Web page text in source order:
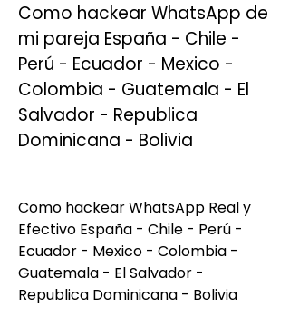
Como hackear WhatsApp de
mi pareja España - Chile -
Perú - Ecuador - Mexico -
Colombia - Guatemala - El
Salvador - Republica
Dominicana - Bolivia
Como hackear WhatsApp Real y
Efectivo España - Chile - Perú -
Ecuador - Mexico - Colombia -
Guatemala - El Salvador -
Republica Dominicana - Bolivia